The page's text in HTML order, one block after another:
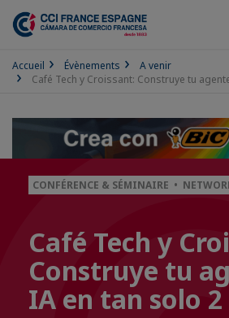
Accueil Évènements
A venir
Café Tech y Croissant: Construye tu
CONFÉRENCE & SÉMINAIRE •
Café Tech y
Construye tu
IA en tan solo